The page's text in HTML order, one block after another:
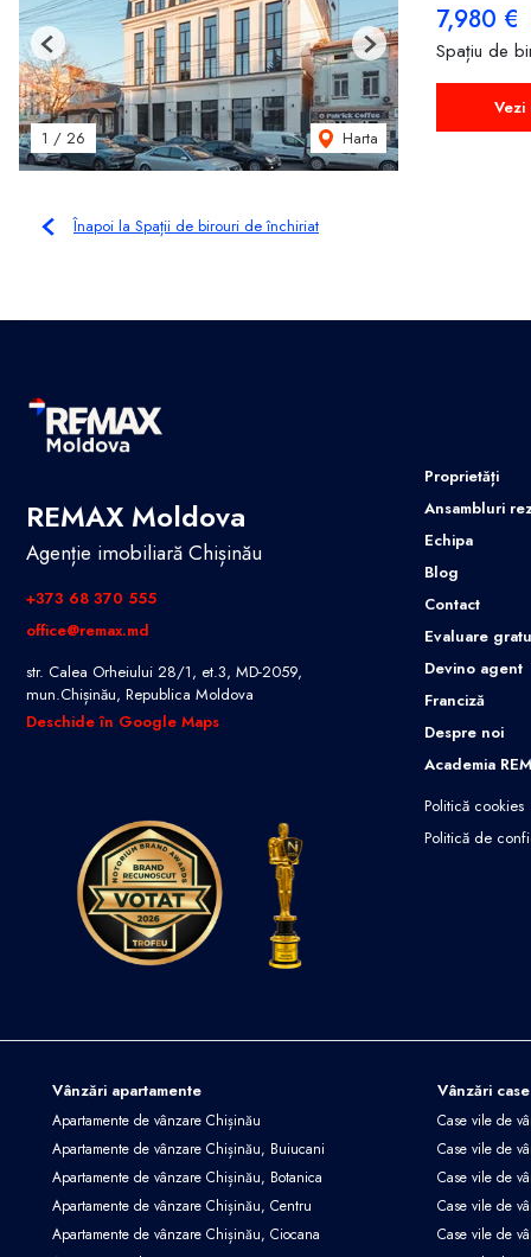
1 / 26 Harta
Previous Next
7,980 €
Spațiu de
Vezi
Înapoi la Spații de birouri de închiriat
REMAX Moldova
Agenție imobiliară Chișinău
+373 68 370 555
office@remax.md
str. Calea Orheiului 28/1, et.3, MD-2059,
mun.Chișinău, Republica Moldova
Deschide în Google Maps
Proprietăți
Ansambluri
Echipa
Blog
Contact
Evaluare
Devino agent
Franciză
Despre noi
Academia
Politică cookies
Politică de
Vânzări apartamente
Apartamente de vânzare Chișinău
Apartamente de vânzare Chișinău, Buiucani
Apartamente de vânzare Chișinău, Botanica
Apartamente de vânzare Chișinău, Centru
Apartamente de vânzare Chișinău, Ciocana
Vânzări
Case vile de
Case vile de
Case vile de
Case vile de
Case vile de